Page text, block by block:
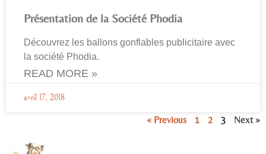
Présentation de la Société Phodia
Découvrez les ballons gonflables publicitaire avec
la société Phodia.
READ MORE »
avril 17, 2018
« Previous 1 2 3 Next »